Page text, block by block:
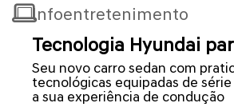
Infoentretenimento
Tecnologia Hyundai
Seu novo carro sedan com
tecnológicas equipadas de
a sua experiência de condução